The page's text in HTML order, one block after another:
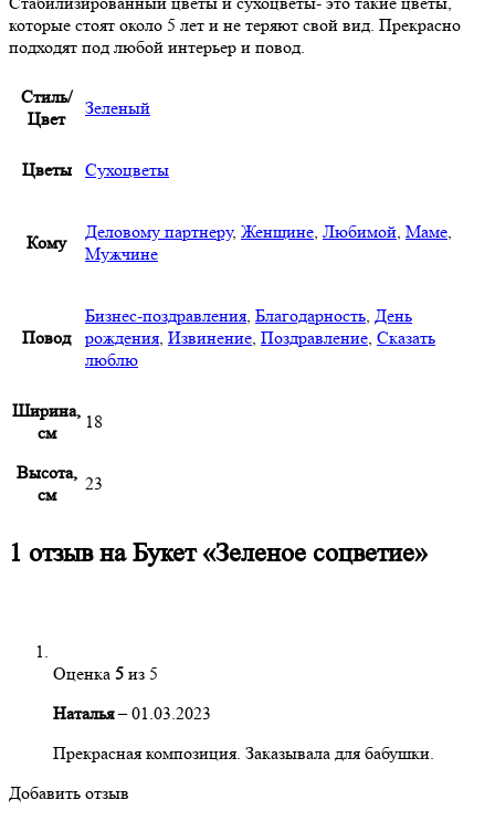
которые стоят около 5 лет и не теряют свой вид. Прекрасно
подходят под любой интерьер и повод.
Стиль/
Цвет
Зеленый
Цветы Сухоцветы
Кому
Деловому партнеру, Женщине, Любимой, Маме,
Мужчине
Повод
Бизнес-поздравления, Благодарность, День
рождения, Извинение, Поздравление, Сказать
люблю
Ширина,
см
18
Высота,
см
23
1 отзыв наБукет «Зеленое соцветие»
Оценка 5 из 5
Наталья – 01.03.2023
Прекрасная композиция. Заказывала для бабушки.
Добавить отзыв